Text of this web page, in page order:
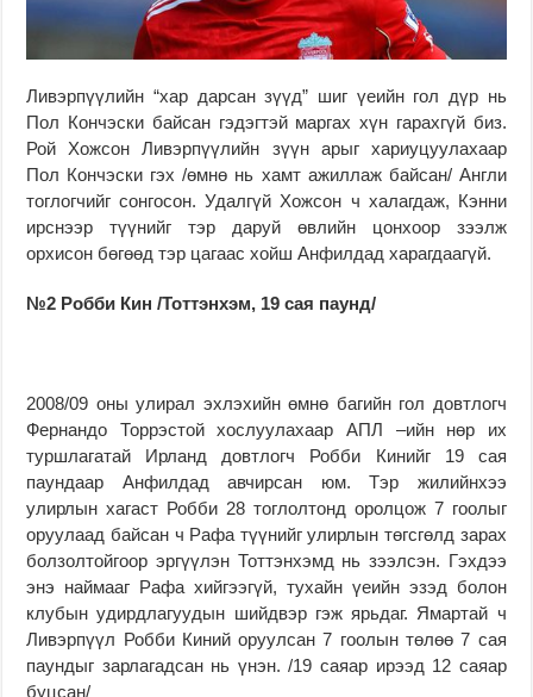
Ливэрпүүлийн “хар дарсан зүүд” шиг үеийн гол дүр нь
Пол Кончэски байсан гэдэгтэй маргах хүн гарахгүй биз.
Рой Хожсон Ливэрпүүлийн зүүн арыг хариуцуулахаар
Пол Кончэски гэх /өмнө нь хамт ажиллаж байсан/ Англи
тоглогчийг сонгосон. Удалгүй Хожсон ч халагдаж, Кэнни
ирснээр түүнийг тэр даруй өвлийн цонхоор зээлж
орхисон бөгөөд тэр цагаас хойш Анфилдад харагдаагүй.
№2 Робби Кин /Тоттэнхэм, 19 сая паунд/
2008/09 оны улирал эхлэхийн өмнө багийн гол довтлогч
Фернандо Торрэстой хослуулахаар АПЛ –ийн нөр их
туршлагатай Ирланд довтлогч Робби Кинийг 19 сая
паундаар Анфилдад авчирсан юм. Тэр жилийнхээ
улирлын хагаст Робби 28 тоглолтонд оролцож 7 гоолыг
оруулаад байсан ч Рафа түүнийг улирлын төгсгөлд зарах
болзолтойгоор эргүүлэн Тоттэнхэмд нь зээлсэн. Гэхдээ
энэ наймааг Рафа хийгээгүй, тухайн үеийн эзэд болон
клубын удирдлагуудын шийдвэр гэж ярьдаг. Ямартай ч
Ливэрпүүл Робби Киний оруулсан 7 гоолын төлөө 7 сая
паундыг зарлагадсан нь үнэн. /19 саяар ирээд 12 саяар
буцсан/